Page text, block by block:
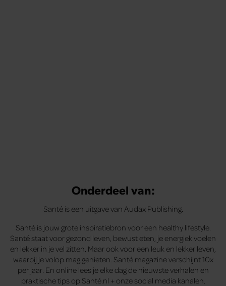
Onderdeel van:
Santé is een uitgave van Audax Publishing.
Santé is jouw grote inspiratiebron voor een healthy lifestyle.
Santé staat voor gezond leven, bewust eten, je energiek voelen
en lekker in je vel zitten. Maar ook voor een leuk en lekker leven,
waarbij je volop mag genieten. Santé magazine verschijnt 10x
per jaar. En online lees je elke dag de nieuwste verhalen en
praktische tips op Santé.nl + onze social media kanalen.